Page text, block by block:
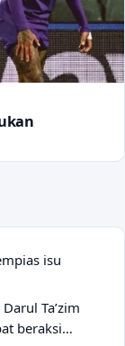
isu
Ta’zim
beraksi…